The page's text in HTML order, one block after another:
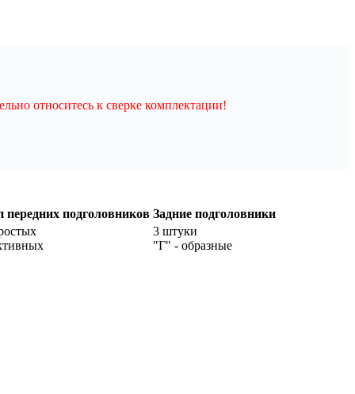
относитесь к сверке комплектации!
передних подголовников Задние подголовники
3 штуки
"Г" - образные